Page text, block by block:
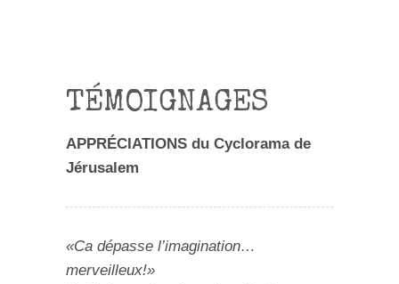
TÉMOIGNAGES
APPRÉCIATIONS du Cyclorama de
Jérusalem
«Ca dépasse l’imagination…
merveilleux!»